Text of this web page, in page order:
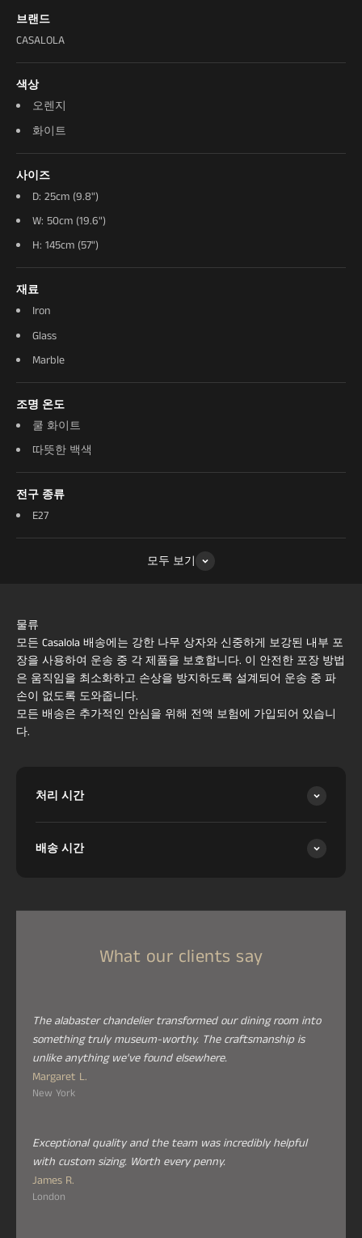
브랜드
CASALOLA
색상
오렌지
화이트
사이즈
D: 25cm (9.8")
W: 50cm (19.6")
H: 145cm (57")
재료
Iron
Glass
Marble
조명 온도
쿨 화이트
따뜻한 백색
전구 종류
E27
모두 보기
물류
모든 Casalola 배송에는 강한 나무 상자와 신중하게 보강된 내부 포
장을 사용하여 운송 중 각 제품을 보호합니다. 이 안전한 포장 방법
은 움직임을 최소화하고 손상을 방지하도록 설계되어 운송 중 파
손이 없도록 도와줍니다.
모든 배송은 추가적인 안심을 위해 전액 보험에 가입되어 있습니
다.
처리 시간
배송 시간
What our clients say
The alabaster chandelier transformed our dining room into
something truly museum-worthy. The craftsmanship is
unlike anything we've found elsewhere.
Margaret L.
New York
Exceptional quality and the team was incredibly helpful
with custom sizing. Worth every penny.
James R.
London